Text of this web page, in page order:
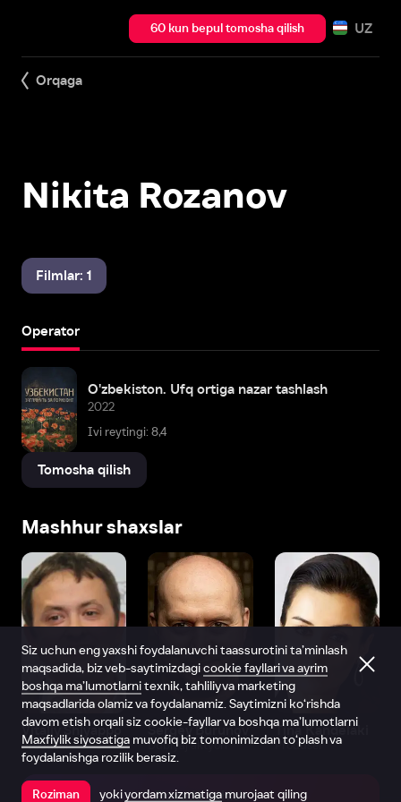
60 kun bepul tomosha qilish UZ
Orqaga
Nikita Rozanov
Filmlar: 1
Operator
O'zbekiston. Ufq ortiga nazar tashlash
2022
Ivi reytingi: 8,4
Tomosha qilish
Mashhur shaxslar
Vitaliy Shlyappo
Produser
Sergey Burunov
Dublyaj aktyori
Tina Kandelaki
Produser
Ilovada ochish
Siz uchun eng yaxshi foydalanuvchi taassurotini ta’minlash
maqsadida, biz veb-saytimizdagicookie fayllari va ayrim
boshqa ma’lumotlarnitexnik, tahliliy va marketing
maqsadlarida olamiz va foydalanamiz. Saytimizni ko‘rishda
davom etish orqali siz cookie-fayllar va boshqa ma’lumotlarni
Maxfiylik siyosatiga muvofiq biz tomonimizdan to‘plash va
foydalanishga rozilik berasiz.
Roziman yokiyordam xizmatiga murojaat qiling